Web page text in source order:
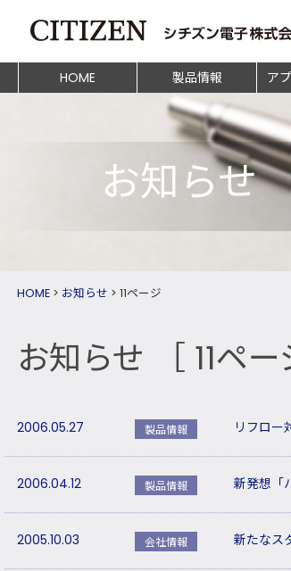
HOME
製品情報 ア
お知らせ
HOME > お知らせ > 11ページ
お知らせ ［ 11ペ
2006.05.27 製品情報 リフロー
2006.04.12 製品情報 新発想「
2005.10.03 会社情報 新たなス